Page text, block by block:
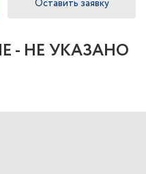
Оставить заявку
- НЕ УКАЗАНО